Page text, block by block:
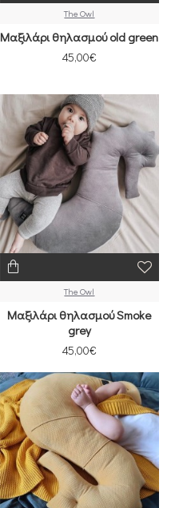
The Owl
Μαξιλάρι θηλασμού old green
45,00€
The Owl
Μαξιλάρι θηλασμού Smoke
grey
45,00€